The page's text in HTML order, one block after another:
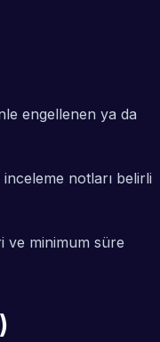
engellenen ya da
notları belirli
ve minimum süre